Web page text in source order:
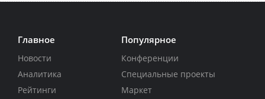
Главное
Новости
Аналитика
Рейтинги
Популярное
Конференции
Специальные проекты
Маркет